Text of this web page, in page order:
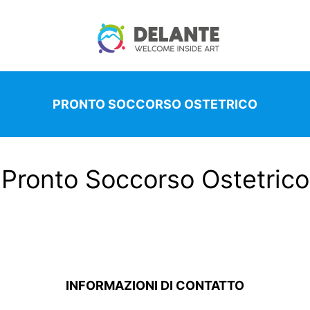
PRONTO SOCCORSO OSTETRICO
Pronto Soccorso Ostetrico
INFORMAZIONI DI CONTATTO